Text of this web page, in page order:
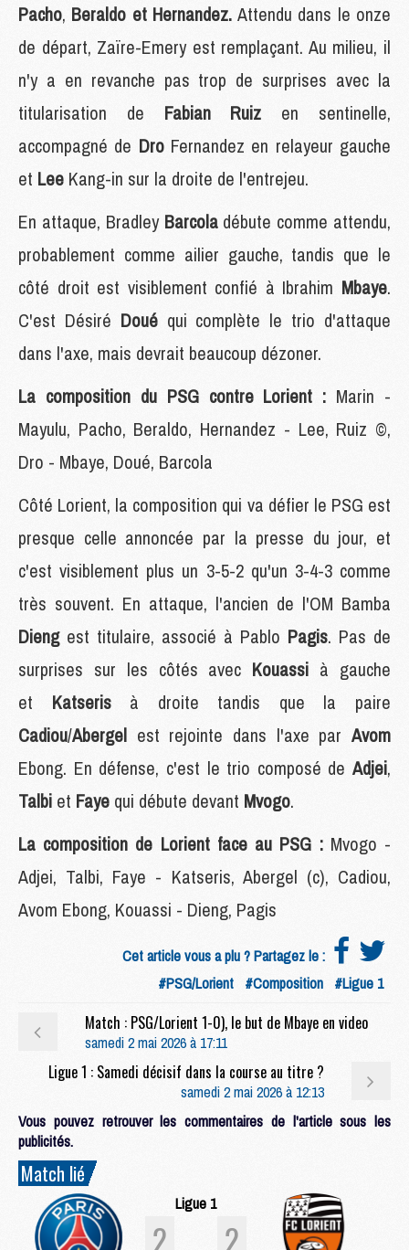
Pacho, Beraldo et Hernandez.Attendu dans le onze
de départ, Zaïre-Emery est remplaçant. Au milieu, il
n'y a en revanche pas trop de surprises avec la
titularisation de Fabian Ruiz en sentinelle,
accompagné de Dro Fernandez en relayeur gauche
et Lee Kang-in sur la droite de l'entrejeu.
En attaque, Bradley Barcola débute comme attendu,
probablement comme ailier gauche, tandis que le
côté droit est visiblement confié à Ibrahim Mbaye.
C'est Désiré Doué qui complète le trio d'attaque
dans l'axe, mais devrait beaucoup dézoner.
La composition du PSG contre Lorient : Marin -
Mayulu, Pacho, Beraldo, Hernandez - Lee, Ruiz ©,
Dro - Mbaye, Doué, Barcola
Côté Lorient, la composition qui va défier le PSG est
presque celle annoncée par la presse du jour, et
c'est visiblement plus un 3-5-2 qu'un 3-4-3 comme
très souvent. En attaque, l'ancien de l'OM Bamba
Dieng est titulaire, associé à Pablo Pagis. Pas de
surprises sur les côtés avec Kouassi à gauche
et Katseris à droite tandis que la paire
Cadiou/Abergel est rejointe dans l'axe parAvom
Ebong. En défense, c'est le trio composé de Adjei,
Talbi et Faye qui débute devant Mvogo.
La composition de Lorient face au PSG : Mvogo -
Adjei, Talbi, Faye - Katseris, Abergel (c), Cadiou,
Avom Ebong, Kouassi - Dieng, Pagis
Cet article vous a plu ? Partagez le :
#PSG/Lorient #Composition #Ligue 1
Match : PSG/Lorient 1-0), le but de Mbaye en video
samedi 2 mai 2026 à 17:11
Ligue 1 : Samedi décisif dans la course au titre ?
samedi 2 mai 2026 à 12:13
Vous pouvez retrouver les commentaires de l'article sous les
publicités.
Match lié
Ligue 1
2 2